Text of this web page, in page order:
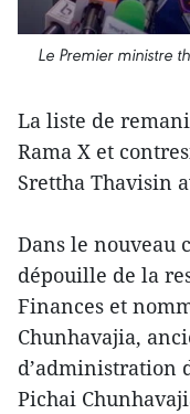
Le Premier ministre
La liste de
Rama X et
Srettha Thavisin
Dans le nouveau
dépouille de la
Finances et
Chunhavajia,
d’administration
Pichai